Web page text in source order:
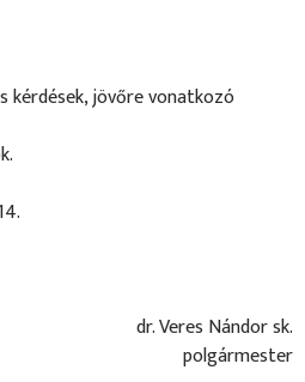
kérdések, jövőre vonatkozó
dr. Veres Nándor sk.
polgármester